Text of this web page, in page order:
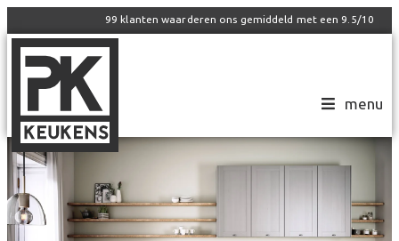
99 klanten waarderen ons gemiddeld met een9.5/10
menu